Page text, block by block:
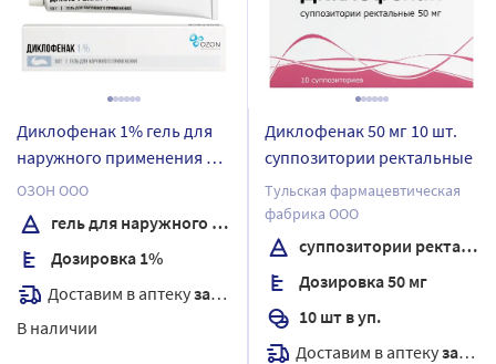
Диклофенак 1% гель для
наружного применения 50
гр
ОЗОН ООО
гель для наружного применения
Дозировка 1%
Доставим в аптекузавтра
В наличии
Диклофенак 50 мг 10 шт.
суппозитории ректальные
Тульская фармацевтическая
фабрика ООО
суппозитории ректальные
Дозировка 50 мг
10 шт в уп.
Доставим в аптекузавтра